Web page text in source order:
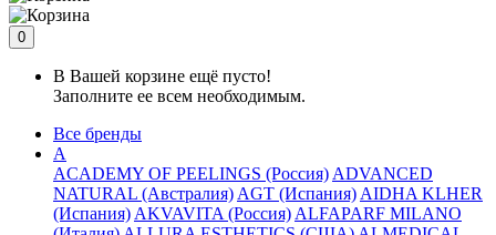
0
В Вашей корзине ещё пусто!
Заполните ее всем необходимым.
Все бренды
A
ACADEMY OF PEELINGS (Россия) ADVANCED
NATURAL (Австралия) AGT (Испания) AIDHA KLHER
(Испания) AKVAVITA (Россия) ALFAPARF MILANO